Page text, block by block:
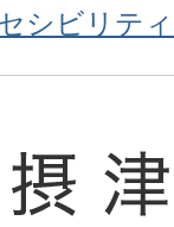
シビリテ